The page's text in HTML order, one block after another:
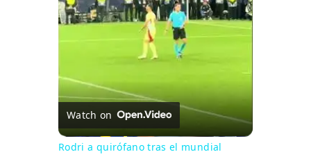
Watch on
Rodri a quirófano tras el mundial